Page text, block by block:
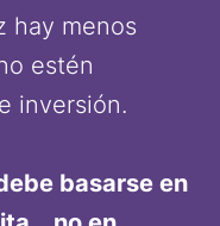
hay menos
estén
inversión.
basarse en